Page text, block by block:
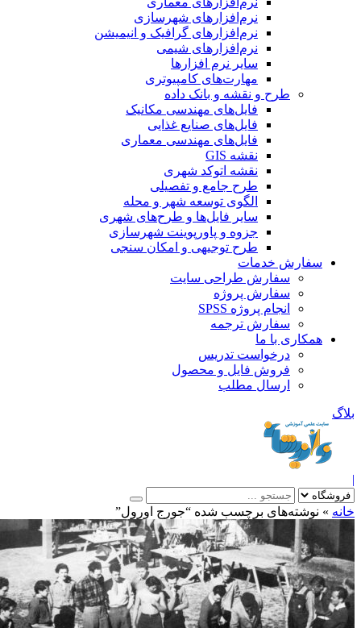
نرم‌افزارهای شهرسازی
نرم‌افزارهای گرافیک و انیمیشن
نرم‌افزارهای شیمی
سایر نرم افزارها
مهارت‌های کامپیوتری
طرح و نقشه و بانک داده
فایل‌های مهندسی مکانیک
فایل‌های صنایع غذایی
فایل‌های مهندسی معماری
نقشه GIS
نقشه اتوکد شهری
طرح جامع و تفصیلی
الگوی توسعه شهر و محله
سایر فایل‌ها و طرح‌های شهری
جزوه و پاورپوینت شهرسازی
طرح توجیهی و امکان سنجی
سفارش خدمات
سفارش طراحی سایت
سفارش پروژه
انجام پروژه SPSS
سفارش ترجمه
همکاری با ما
درخواست تدریس
فروش فایل و محصول
ارسال مطلب
»نوشته‌های برچسب شده “جورج اورول”